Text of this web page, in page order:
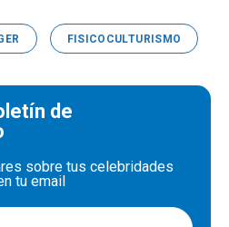
FISICOCULTURISMO
de
sobre tus celebridades
tu email